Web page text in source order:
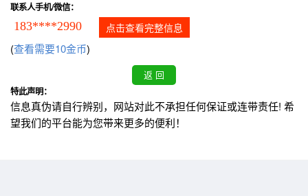
联系人手机/微信：
183****2990 点击查看完整信息
(查看需要10金币)
特此声明：
信息真伪请自行辨别，网站对此不承担任何保证或连带责任! 希
望我们的平台能为您带来更多的便利！